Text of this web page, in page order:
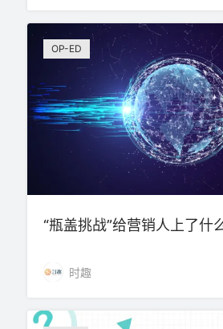
OP-ED
“瓶盖挑战”给营销人上了什
时趣